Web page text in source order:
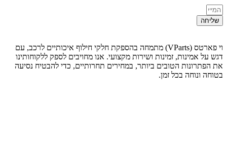
שליחה
וי פארטס (VParts) מתמחה בהספקת חלקי חילוף איכותיים לרכב, עם
דגש על אמינות, זמינות ושירות מקצועי. אנו מחויבים לספק ללקוחותינו
את הפתרונות הטובים ביותר, במחירים תחרותיים, כדי להבטיח נסיעה
בטוחה ונוחה בכל זמן.